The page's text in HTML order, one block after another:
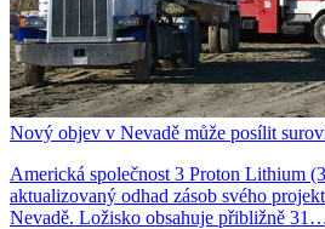
Nový objev v Nevadě může posílit
Americká společnost 3 Proton Lithium
aktualizovaný odhad zásob svého
Nevadě. Ložisko obsahuje přibližně